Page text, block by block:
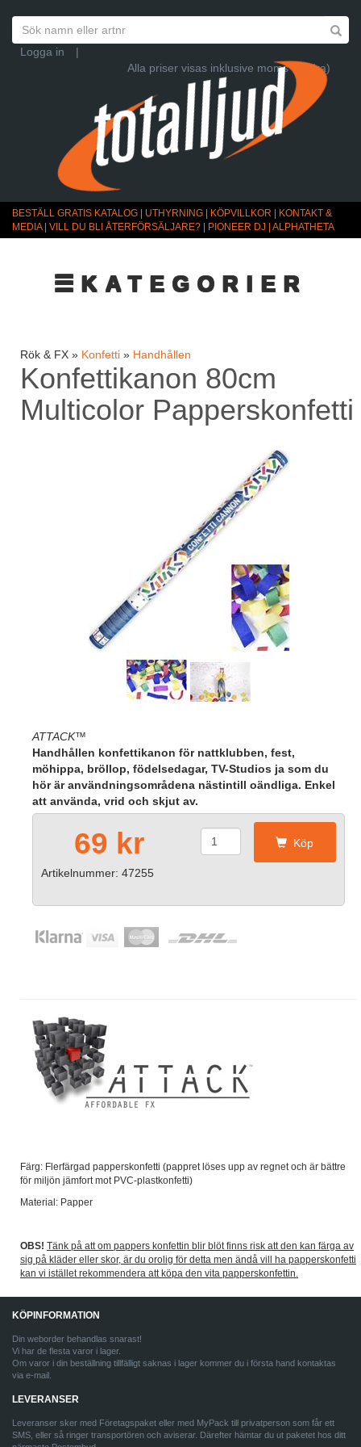
Logga in
|
Alla priser visas inklusive moms (Ändra)
BESTÄLL GRATIS KATALOG UTHYRNING KÖPVILLKOR
KONTAKT &
MEDIA| VILL DU BLI ÅTERFÖRSÄLJARE? PIONEER DJ | ALPHATHETA
☰KATEGORIER
Rök & FX » Konfetti » Handhållen
Konfettikanon 80cm
Multicolor Papperskonfetti
ATTACK™
Handhållen konfettikanon för nattklubben, fest,
möhippa, bröllop, födelsedagar, TV-Studios ja som du
hör är användningsområdena nästintill oändliga. Enkel
att använda, vrid och skjut av.
69 kr Köp
Artikelnummer: 47255
Färg: Flerfärgad papperskonfetti (pappret löses upp av regnet och är bättre
för miljön jämfort mot PVC-plastkonfetti)
Material: Papper
OBS! Tänk på att om pappers konfettin blir blöt finns risk att den kan färga av
sig på kläder eller skor, är du orolig för detta men ändå vill ha papperskonfetti
kan vi istället rekommendera att köpa den vita papperskonfettin.
KÖPINFORMATION
Din weborder behandlas snarast!
Vi har de flesta varor i lager.
Om varor i din beställning tillfälligt saknas i lager kommer du i första hand kontaktas
via e-mail.
LEVERANSER
Leveranser sker med Företagspaket eller med MyPack till privatperson som får ett
SMS, eller så ringer transportören och aviserar. Därefter hämtar du ut paketet hos ditt